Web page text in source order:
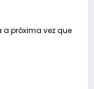
próxima vez que